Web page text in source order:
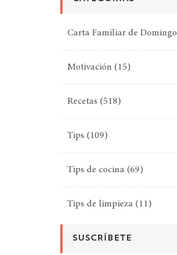
Carta Familiar de Domingo
Motivación (15)
Recetas (518)
Tips (109)
Tips de cocina (69)
Tips de limpieza (11)
SUSCRÍBETE